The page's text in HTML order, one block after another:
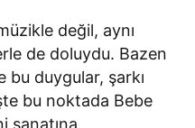
değil, aynı
de doluydu. Bazen
duygular, şarkı
bu noktada Bebe
sanatına